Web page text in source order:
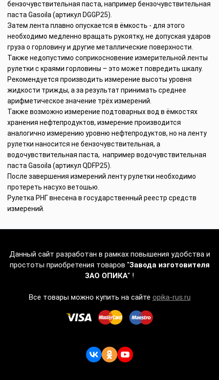
бензочувствительная паста, например бензочувствительная
паста Gasoila (артикул DGGP25).
Затем лента плавно опускается в ёмкость - для этого
необходимо медленно вращать рукоятку, не допуская ударов
груза о горловину и другие металлические поверхности.
Также недопустимо соприкосновение измерительной ленты
рулетки с краями горловины – это может повредить шкалу.
Рекомендуется производить измерение высоты уровня
жидкости трижды, а за результат принимать среднее
арифметическое значение трёх измерений.
Также возможно измерение подтоварных вод в ёмкостях
хранения нефтепродуктов, измерение производится
аналогично измерению уровню нефтепродуктов, но на ленту
рулетки наносится не бензочувствительная, а
водочувствительная паста, например водочувствительная
паста Gasoila (артикул QDFP25).
После завершения измерений ленту рулетки необходимо
протереть насухо ветошью.
Рулетка РНГ внесена в государственный реестр средств
измерений.
Данный сайт разработан в рамках повышения удобства и
простоты приобретения товаров "Завода изготовителя
ЗАО ОПИКА" !
Все товары можно купить на сайте opika-rus.ru